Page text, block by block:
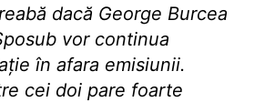
dacă George Burcea
vor continua
în afara emisiunii.
cei doi pare foarte